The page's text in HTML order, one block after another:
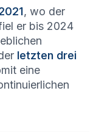
, wo der
er bis 2024
letzten drei
eine